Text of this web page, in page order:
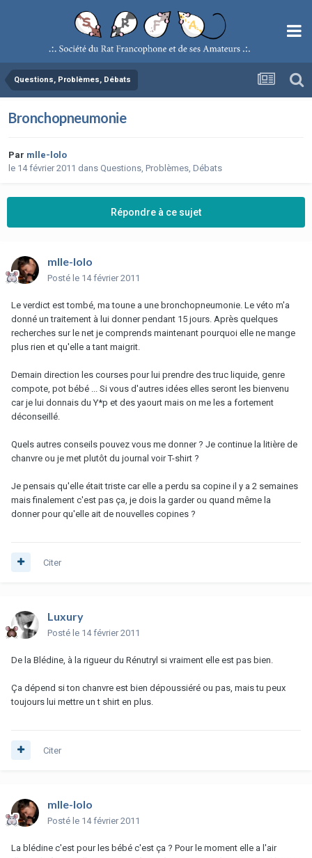
Questions, Problèmes, Débats
Bronchopneumonie
Par mlle-lolo
le 14 février 2011 dans Questions, Problèmes, Débats
Répondre à ce sujet
mlle-lolo
Posté le 14 février 2011
Le verdict est tombé, ma toune a une bronchopneumonie. Le véto m'a
donné un traitement à lui donner pendant 15 jours. Après quelques
recherches sur le net je comprends maintenant pourquoi elle ne mange
plus rien et qu'elle a tant maigrit.
Demain direction les courses pour lui prendre des truc liquide, genre
compote, pot bébé ... Si vous d'autres idées elles seront les bienvenu
car je lui donnais du Y*p et des yaourt mais on me les a fortement
déconseillé.
Quels autres conseils pouvez vous me donner ? Je continue la litière de
chanvre ou je met plutôt du journal voir T-shirt ?
Je pensais qu'elle était triste car elle a perdu sa copine il y a 2 semaines
mais finalement c'est pas ça, je dois la garder ou quand même la
donner pour qu'elle ait de nouvelles copines ?
Citer
Luxury
Posté le 14 février 2011
De la Blédine, à la rigueur du Rénutryl si vraiment elle est pas bien.
Ça dépend si ton chanvre est bien dépoussiéré ou pas, mais tu peux
toujours lui mettre un t shirt en plus.
Citer
mlle-lolo
Posté le 14 février 2011
La blédine c'est pour les bébé c'est ça ? Pour le moment elle a l'air